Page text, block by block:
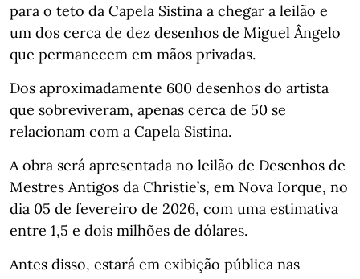
para o teto da Capela Sistina a chegar a leilão e
um dos cerca de dez desenhos de Miguel Ângelo
que permanecem em mãos privadas.
Dos aproximadamente 600 desenhos do artista
que sobreviveram, apenas cerca de 50 se
relacionam com a Capela Sistina.
A obra será apresentada no leilão de Desenhos de
Mestres Antigos da Christie’s, em Nova Iorque, no
dia 05 de fevereiro de 2026, com uma estimativa
entre 1,5 e dois milhões de dólares.
Antes disso, estará em exibição pública nas